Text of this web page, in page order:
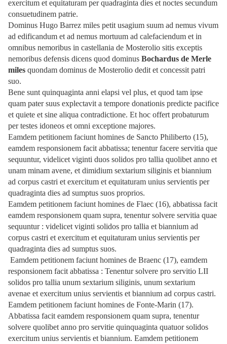
exercitum et equitaturam per quadraginta dies et noctes secundum
consuetudinem patrie.
Dominus Hugo Barrez miles petit usagium suum ad nemus vivum
ad edificandum et ad nemus mortuum ad calefaciendum et in
omnibus nemoribus in castellania de Mosterolio sitis exceptis
nemoribus defensis dicens quod dominus Bochardus de Merle
miles quondam dominus de Mosterolio dedit et concessit patri
suo.
Bene sunt quinquaginta anni elapsi vel plus, et quod tam ipse
quam pater suus explectavit a tempore donationis predicte pacifice
et quiete et sine aliqua contradictione. Et hoc offert probaturum
per testes idoneos et omni exceptione majores.
Eamdem petitionem faciunt homines de Sancto Philiberto (15),
eamdem responsionem facit abbatissa; tenentur facere servitia que
sequuntur, videlicet viginti duos solidos pro tallia quolibet anno et
unam minam avene, et dimidium sextarium siliginis et biannium
ad corpus castri et exercitum et equitaturam unius servientis per
quadraginta dies ad sumptus suos proprios.
Eamdem petitionem faciunt homines de Flaec (16), abbatissa facit
eamdem responsionem quam supra, tenentur solvere servitia quae
sequuntur : videlicet viginti solidos pro tallia et biannium ad
corpus castri et exercitum et equitaturam unius servientis per
quadraginta dies ad sumptus suos.
Eamdem petitionem faciunt homines de Braenc (17), eamdem
responsionem facit abbatissa : Tenentur solvere pro servitio LII
solidos pro tallia unum sextarium siliginis, unum sextarium
avenae et exercitum unius servientis et biannium ad corpus castri.
Eamdem petitionem faciunt homines de Fonte-Marin (17).
Abbatissa facit eamdem responsionem quam supra, tenentur
solvere quolibet anno pro servitie quinquaginta quatuor solidos
exercitum unius servientis et biannium. Eamdem petitionem